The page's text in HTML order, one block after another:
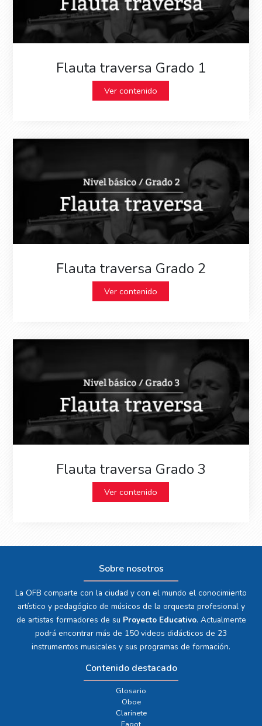
Flauta traversa Grado 1
Ver contenido
Flauta traversa Grado 2
Ver contenido
Flauta traversa Grado 3
Ver contenido
Sobre nosotros
La OFB comparte con la ciudad y con el mundo el conocimiento
artístico y pedagógico de músicos de la orquesta profesional y
de artistas formadores de su Proyecto Educativo. Actualmente
podrá encontrar más de 150 videos didácticos de 23
instrumentos musicales y sus programas de formación.
Contenido destacado
Glosario
Oboe
Clarinete